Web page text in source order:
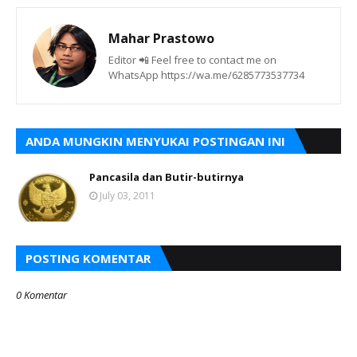
Mahar Prastowo
Editor 📲 Feel free to contact me on
WhatsApp https://wa.me/6285773537734
ANDA MUNGKIN MENYUKAI POSTINGAN INI
Pancasila dan Butir-butirnya
July 03, 2011
POSTING KOMENTAR
0 Komentar